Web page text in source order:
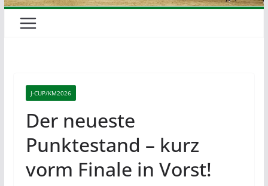
J-CUP/KM2026
Der neueste
Punktestand – kurz
vorm Finale in Vorst!